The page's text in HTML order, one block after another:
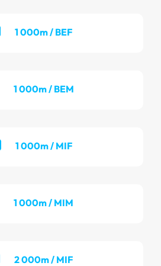
1 000m / BEF
1 000m / BEM
1 000m / MIF
1 000m / MIM
2 000m / MIF